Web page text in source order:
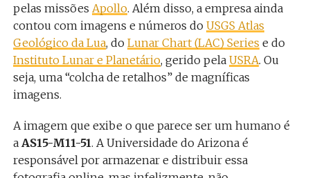
pelas missões Apollo. Além disso, a empresa ainda
contou com imagens e números do USGS Atlas
Geológico da Lua, do Lunar Chart (LAC) Series e do
Instituto Lunar e Planetário, gerido pela USRA. Ou
seja, uma “colcha de retalhos” de magníficas
imagens.
A imagem que exibe o que parece ser um humano é
a AS15-M11-51. A Universidade do Arizona é
responsável por armazenar e distribuir essa